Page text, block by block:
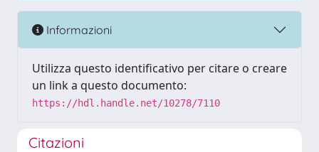
Informazioni
Utilizza questo identificativo per citare o creare
un link a questo documento:
https://hdl.handle.net/10278/7110
Citazioni